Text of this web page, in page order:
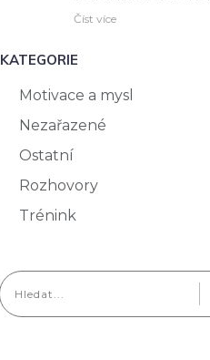
Číst více
KATEGORIE
Motivace a mysl
Nezařazené
Ostatní
Rozhovory
Trénink